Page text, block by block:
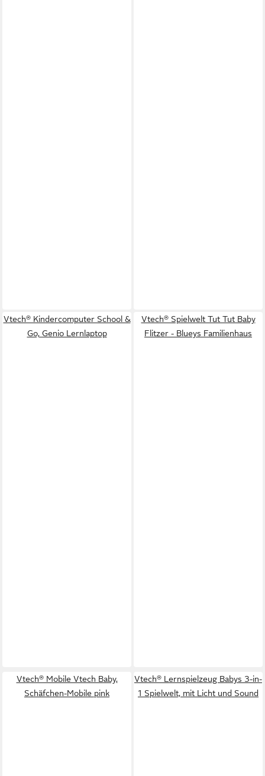
Vtech® Kindercomputer School &
Go, Genio Lernlaptop
Vtech® Spielwelt Tut Tut Baby
Flitzer - Blueys Familienhaus
Vtech® Mobile Vtech Baby,
Schäfchen-Mobile pink
Vtech® Lernspielzeug Babys 3-in-
1 Spielwelt, mit Licht und Sound